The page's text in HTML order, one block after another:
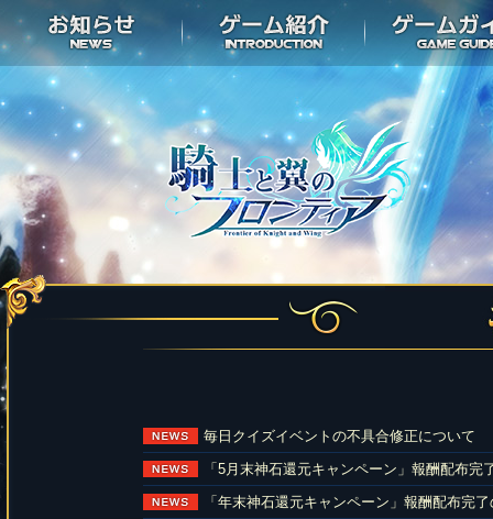
毎日クイズイベントの不具合修正について
「5月末神石還元キャンペーン」報酬配布完
「年末神石還元キャンペーン」報酬配布完